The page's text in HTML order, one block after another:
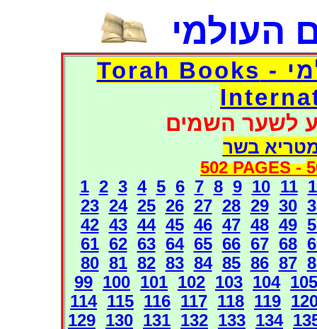
העולמי
דפי אוצר הספרים העולמי - Torah Books
לשער השמים
בשר
502 PAGES -
1 2 3 4 5 6 7 8 9 10 11
23 24 25 26 27 28 29 30
42 43 44 45 46 47 48 49
61 62 63 64 65 66 67 68
80 81 82 83 84 85 86 87
99 100 101 102 103 104 105
114 115 116 117 118 119
129 130 131 132 133 134